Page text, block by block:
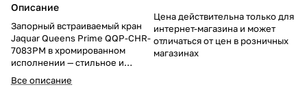
Описание
Запорный встраиваемый кран
Jaquar Queens Prime QQP-CHR-
7083PM в хромированном
исполнении — стильное и
надёжное решение для
управления потоком воды в
Все описание
Цена действительна только для
интернет-магазина и может
отличаться от цен в розничных
магазинах